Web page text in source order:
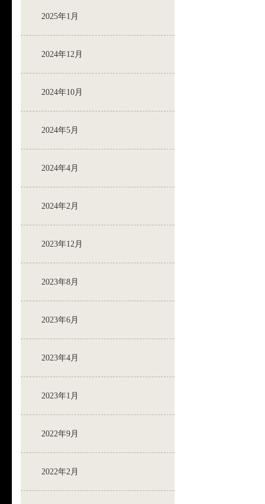
2025年1月
2024年12月
2024年10月
2024年5月
2024年4月
2024年2月
2023年12月
2023年8月
2023年6月
2023年4月
2023年1月
2022年9月
2022年2月